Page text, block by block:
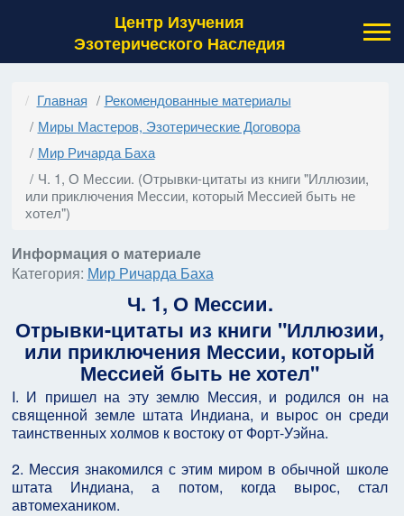
Центр Изучения
Эзотерического Наследия
Главная
Рекомендованные материалы
Миры Мастеров, Эзотерические Договора
Мир Ричарда Баха
Ч. 1, О Мессии. (Отрывки-цитаты из книги "Иллюзии,
или приключения Мессии, который Мессией быть не
хотел")
Информация о материале
Категория: Мир Ричарда Баха
Ч. 1, О Мессии.
Отрывки-цитаты из книги "Иллюзии,
или приключения Мессии, который
Мессией быть не хотел"
I. И пришел на эту землю Мессия, и родился он на
священной земле штата Индиана, и вырос он среди
таинственных холмов к востоку от Форт-Уэйна.
2. Мессия знакомился с этим миром в обычной школе
штата Индиана, а потом, когда вырос, стал
автомехаником.